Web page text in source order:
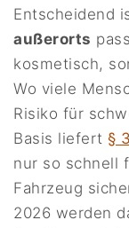
Entscheidend
außerorts
kosmetisch,
Wo viele
Risiko für
Basis liefert §
nur so schnell
Fahrzeug
2026 werden